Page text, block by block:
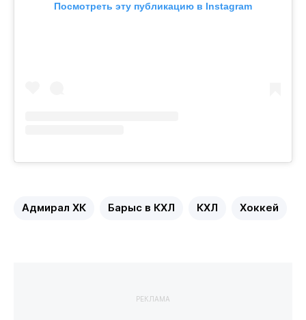
Посмотреть эту публикацию в Instagram
Адмирал ХК Барыс в КХЛ КХЛ Хоккей
РЕКЛАМА